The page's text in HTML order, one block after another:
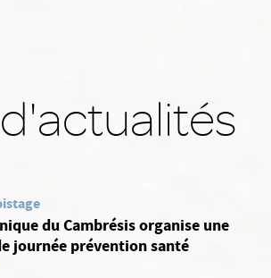
du Cambrésis organise une
journée prévention santé